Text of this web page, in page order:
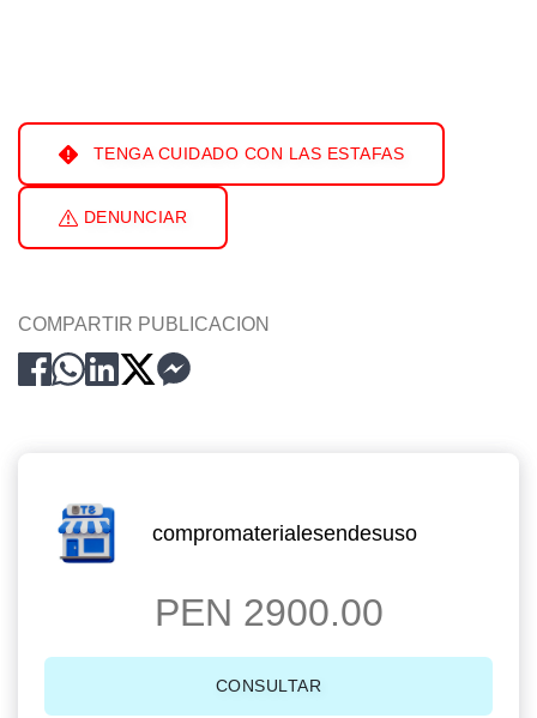
TENGA CUIDADO CON LAS ESTAFAS
DENUNCIAR
COMPARTIR PUBLICACION
compromaterialesendesuso
PEN 2900.00
CONSULTAR